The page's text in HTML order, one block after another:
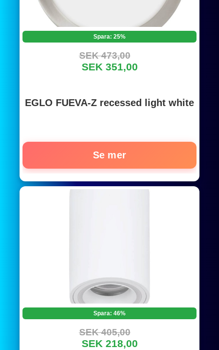
Spara: 25%
SEK 473,00
SEK 351,00
EGLO FUEVA-Z recessed light white
Se mer
Spara: 46%
SEK 405,00
SEK 218,00